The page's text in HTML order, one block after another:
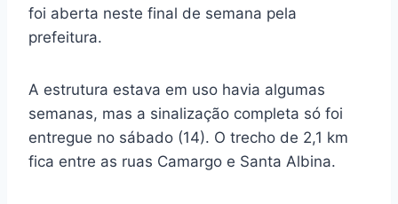
foi aberta neste final de semana pela
prefeitura.
A estrutura estava em uso havia algumas
semanas, mas a sinalização completa só foi
entregue no sábado (14). O trecho de 2,1 km
fica entre as ruas Camargo e Santa Albina.